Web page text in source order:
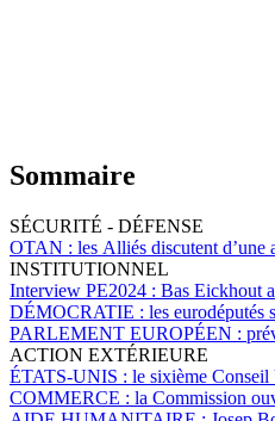
Sommaire
SÉCURITÉ - DÉFENSE
OTAN : les Alliés discutent d’une
INSTITUTIONNEL
Interview PE2024 : Bas Eickhout
DÉMOCRATIE : les eurodéputés
PARLEMENT EUROPÉEN :
ACTION EXTÉRIEURE
ÉTATS-UNIS : le sixième Conseil
COMMERCE : la Commission